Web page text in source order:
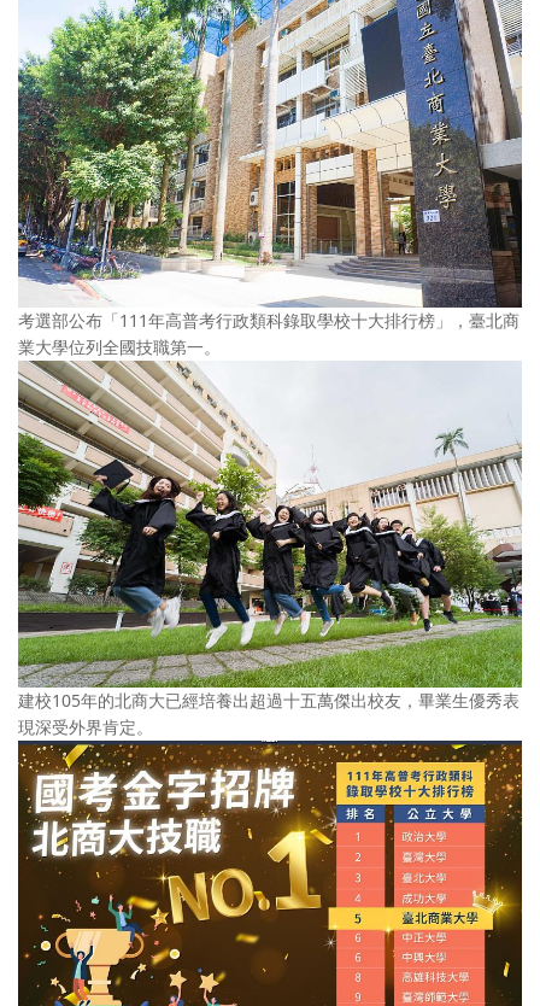
考選部公布「111年高普考行政類科錄取學校十大排行榜」，臺北商
業大學位列全國技職第一。
建校105年的北商大已經培養出超過十五萬傑出校友，畢業生優秀表
現深受外界肯定。